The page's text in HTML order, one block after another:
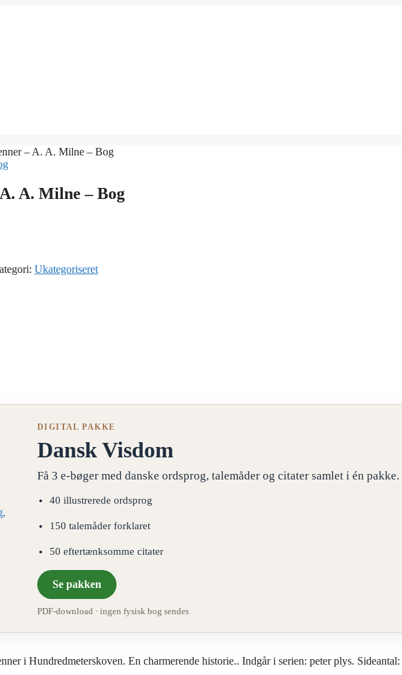
– A. A. Milne – Bog
A. Milne – Bog
Ukategoriseret
DIGITAL PAKKE
Dansk Visdom
Få 3 e-bøger med danske ordsprog, talemåder og citater samlet i én pakke.
40 illustrerede ordsprog
150 talemåder forklaret
50 eftertænksomme citater
Se pakken
PDF-download · ingen fysisk bog sendes
i Hundredmeterskoven. En charmerende historie.. Indgår i serien: peter plys.